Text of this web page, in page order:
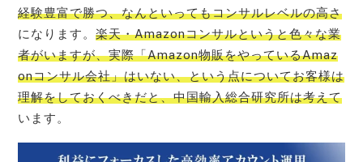
経験豊富で勝つ、なんといってもコンサルレベルの高さ
になります。楽天・Amazonコンサルというと色々な業
者がいますが、実際「Amazon物販をやっているAmaz
onコンサル会社」はいない、という点についてお客様は
理解をしておくべきだと、中国輸入総合研究所は考えて
います。